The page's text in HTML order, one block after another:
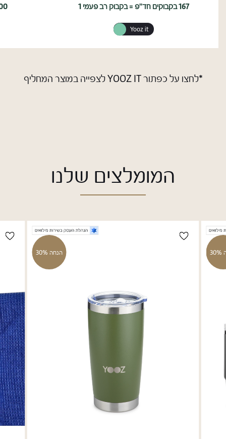
קרא
בקבוק
Yooz it
‏400 שקיות ניילון = שקית בד 1
*לחצו על כפתור YOOZ IT לצפייה במוצר המחליף
המומלצים שלנו
30% הנחה